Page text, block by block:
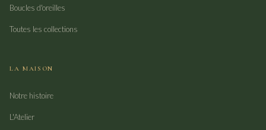
Boucles d'oreilles
Toutes les collections
LA MAISON
Notre histoire
L'Atelier